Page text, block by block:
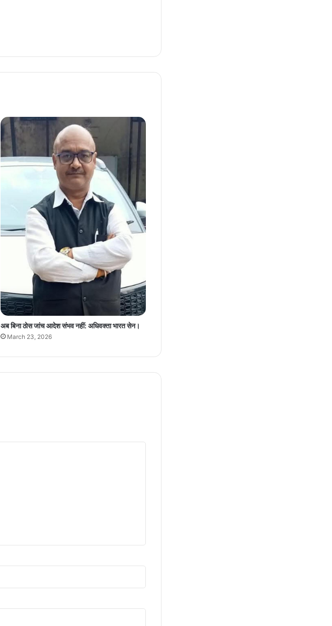
अब बिना ठोस जांच आदेश संभव नहीं: अधिवक्ता भारत सेन।
March 23, 2026